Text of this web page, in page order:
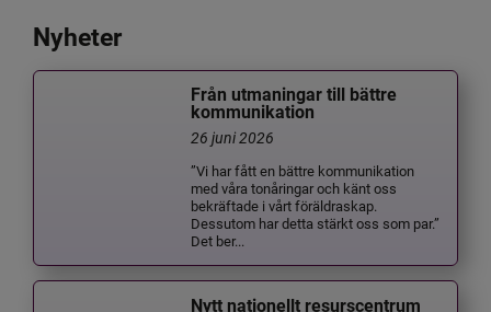
Nyheter
Från utmaningar till bättre
kommunikation
26 juni 2026
”Vi har fått en bättre kommunikation
med våra tonåringar och känt oss
bekräftade i vårt föräldraskap.
Dessutom har detta stärkt oss som par.”
Det ber...
Nytt nationellt resurscentrum